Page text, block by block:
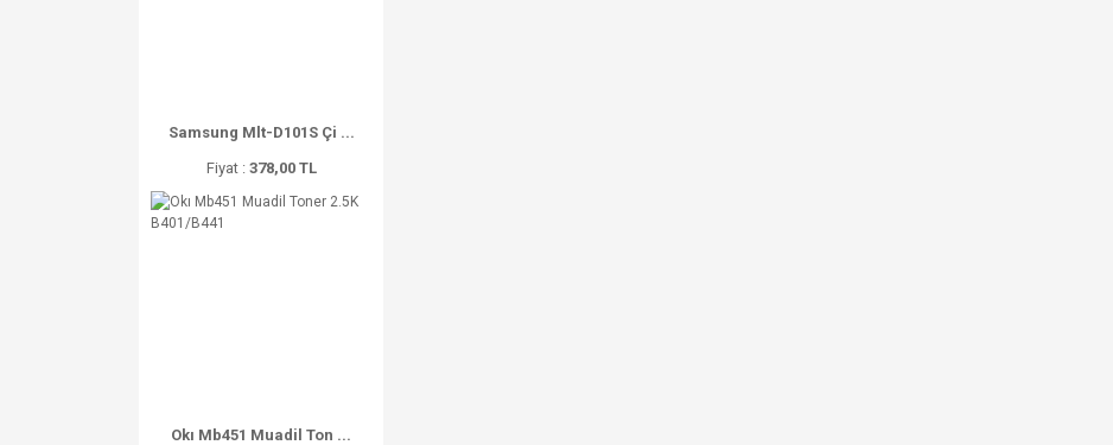
Samsung Mlt-D101S Çi ...
Fiyat : 378,00 TL
Okı Mb451 Muadil Ton ...